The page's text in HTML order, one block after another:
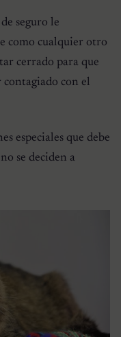
seguro le
como cualquier otro
cerrado para que
con el
especiales que debe
se deciden a